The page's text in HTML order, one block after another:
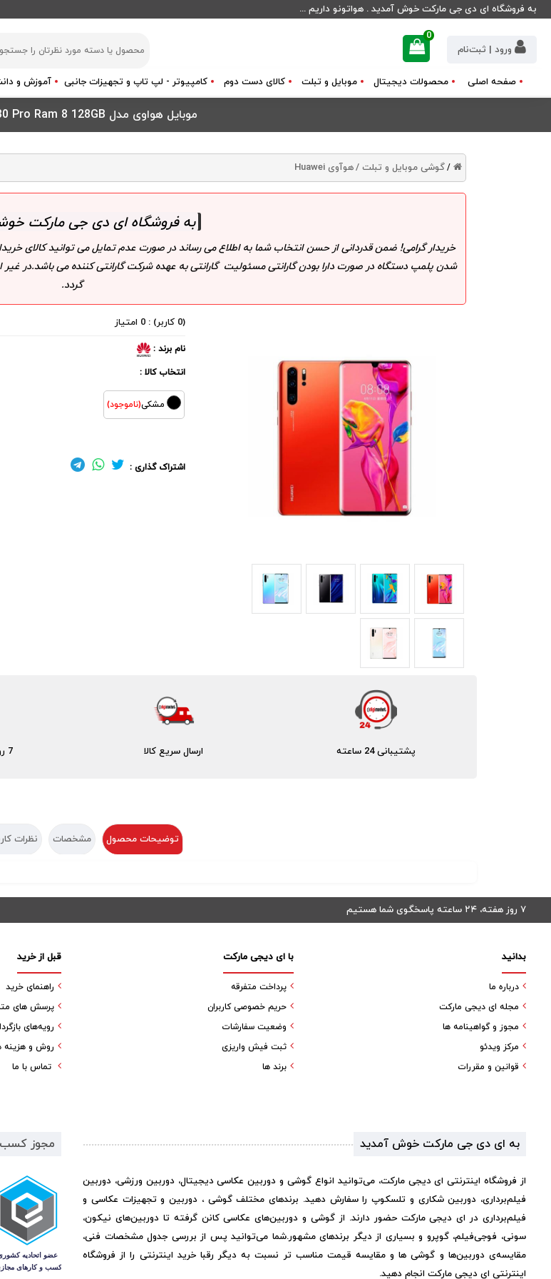
به فروشگاه ای دی جی مارکت خوش آمدید . هواتونو داریم ...
ورود | ثبت‌نام
0
صفحه اصلی محصولات دیجیتال موبایل و تبلت کالای دست دوم کامپیوتر - لپ تاپ و تجهیزات جانبی آموزش و
موبایل هواوی مدل Huawei P30 Pro Ram 8 128GB
/گوشی موبایل و تبلت /هوآوی Huawei
به فروشگاه ای دی جی مارکت
خریدار گرامی! ضمن قدردانی از حسن انتخاب شما به اطلاع می رساند در صورت عدم تمایل می توانید کالای
شدن پلمپ دستگاه در صورت دارا بودن گارانتی مسئولیت گارانتی به عهده شرکت گارانتی کننده می باشد.در
گردد.
(0 کاربر) : 0 امتیاز
نام برند :
انتخاب کالا :
مشکی(ناموجود)
اشتراک گذاری :
7 روز ضمانت بازگشت ارسال سریع کالا پشتیبانی 24 ساعته
توضیحات محصول مشخصات نظرات
۷ روز هفته، ۲۴ ساعته پاسخگوی شما هستیم
قبل از خرید
راهنمای خرید
پرسش های
رویه‌های
روش و هزینه
تماس با ما
با ای دیجی مارکت
پرداخت متفرقه
حریم خصوصی کاربران
وضعیت سفارشات
ثبت فیش واریزی
برند ها
بدانید
درباره ما
مجله ای دیجی مارکت
مجوز و گواهینامه ها
مرکز ویدئو
قوانین و مقررات
به ای دی جی مارکت خوش آمدید
از فروشگاه اینترنتی ای دیجی مارکت، می‌توانید انواع گوشی و دوربین عکاسی دیجیتال، دوربین ورزشی، دوربین
فیلم‌برداری، دوربین شکاری و تلسکوپ را سفارش دهید. برندهای مختلف گوشی ، دوربین و تجهیزات عکاسی و
فیلم‌برداری در ای دیجی مارکت حضور دارند. از گوشی و دوربین‌های عکاسی کانن گرفته تا دوربین‌های نیکون،
سونی، فوجی‌فیلم، گوپرو و بسیاری از دیگر برندهای مشهور.شما می‌توانید پس از بررسی جدول مشخصات فنی،
مقایسه‌ی دوربین‌ها و گوشی ها و مقایسه قیمت مناسب تر نسبت به دیگر رقبا خرید اینترنتی را از فروشگاه
اینترنتی ای دیجی مارکت انجام دهید.
مجوز کسب